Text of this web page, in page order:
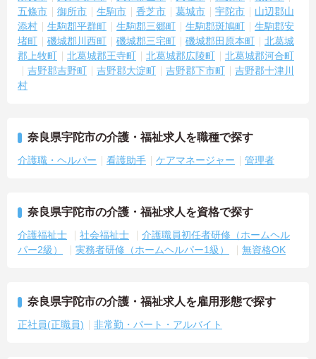
五條市
御所市 生駒市 香芝市 葛城市 宇陀市
山辺郡山
添村
生駒郡平群町 生駒郡三郷町 生駒郡斑鳩町
生駒郡安
堵町
磯城郡川西町 磯城郡三宅町 磯城郡田原本町
北葛城
郡上牧町
北葛城郡王寺町 北葛城郡広陵町
北葛城郡河合町
吉野郡吉野町
吉野郡大淀町 吉野郡下市町
吉野郡十津川
村
奈良県宇陀市の介護・福祉求人を職種で探す
介護職・ヘルパー 看護助手 ケアマネージャー 管理者
奈良県宇陀市の介護・福祉求人を資格で探す
介護福祉士 社会福祉士
介護職員初任者研修（ホームヘル
パー2級）
実務者研修（ホームヘルパー1級） 無資格OK
奈良県宇陀市の介護・福祉求人を雇用形態で探す
正社員(正職員) 非常勤・パート・アルバイト